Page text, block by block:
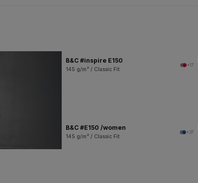
B&C #inspire E150
145 g/m² / Classic Fit
+17
B&C #E150 /women
145 g/m² / Classic Fit
+37